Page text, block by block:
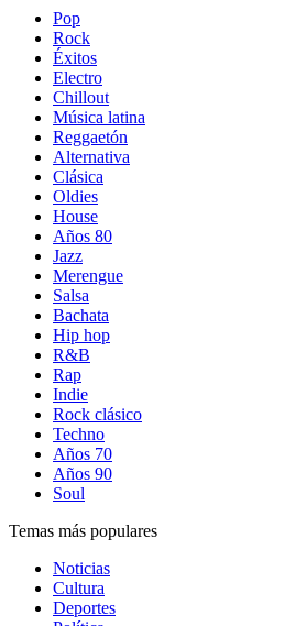
Pop
Rock
Éxitos
Electro
Chillout
Música latina
Reggaetón
Alternativa
Clásica
Oldies
House
Años 80
Jazz
Merengue
Salsa
Bachata
Hip hop
R&B
Rap
Indie
Rock clásico
Techno
Años 70
Años 90
Soul
Temas más populares
Noticias
Cultura
Deportes